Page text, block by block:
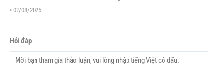
• 02/08/2025
Hỏi đáp